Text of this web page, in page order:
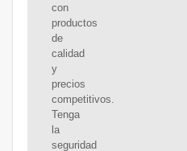
con
productos
de
calidad
y
precios
competitivos.
Tenga
la
seguridad